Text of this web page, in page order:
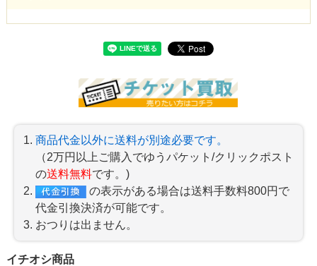
商品代金以外に送料が別途必要です。
（2万円以上ご購入でゆうパケット/クリックポスト
の送料無料です。)
の表示がある場合は送料手数料800円で
代金引換決済が可能です。
おつりは出ません。
イチオシ商品